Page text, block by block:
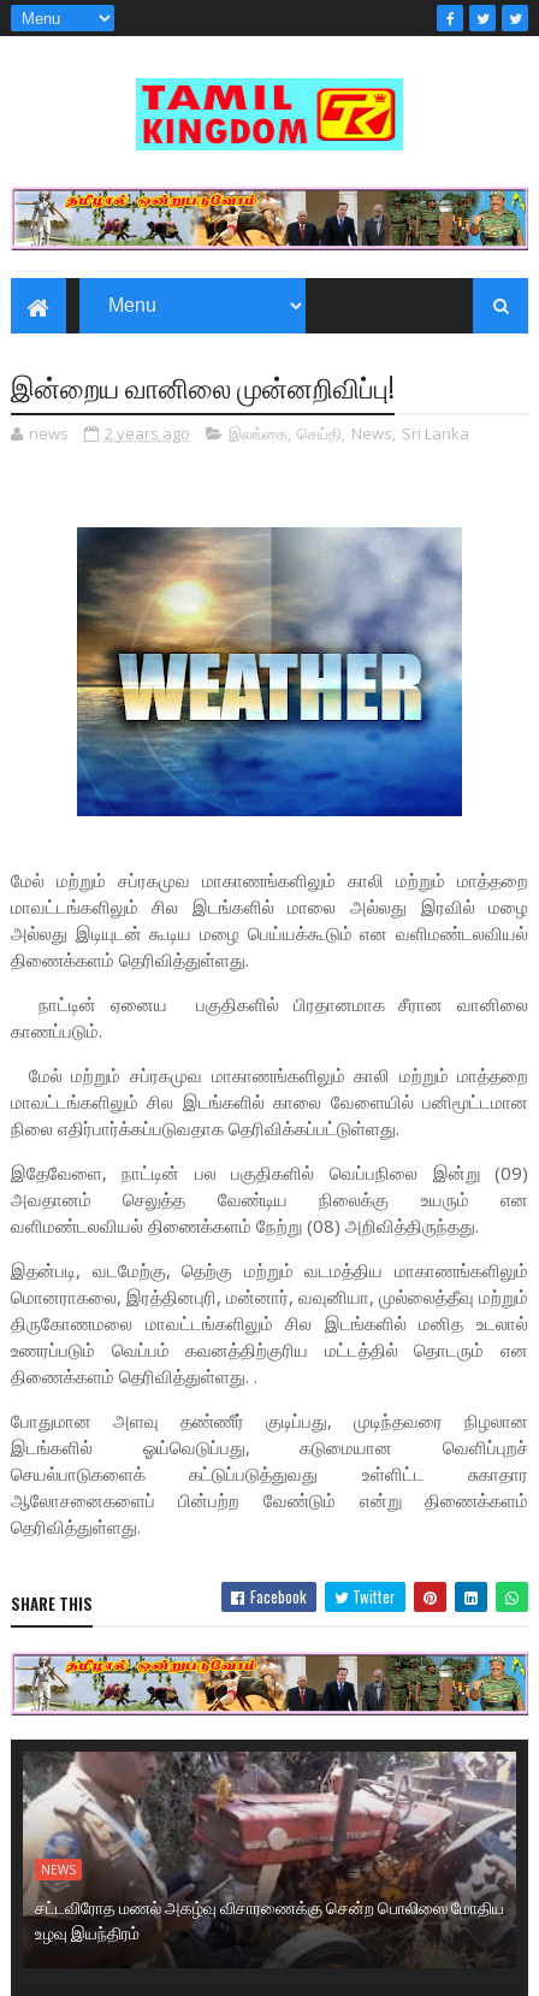
இன்றைய வானிலை முன்னறிவிப்பு!
news 2 years ago இலங்கை, செய்தி, News, Sri Lanka
மேல் மற்றும் சப்ரகமுவ மாகாணங்களிலும் காலி மற்றும் மாத்தறை
மாவட்டங்களிலும் சில இடங்களில் மாலை அல்லது இரவில் மழை
அல்லது இடியுடன் கூடிய மழை பெய்யக்கூடும் என வளிமண்டலவியல்
திணைக்களம் தெரிவித்துள்ளது.
நாட்டின் ஏனைய பகுதிகளில் பிரதானமாக சீரான வானிலை
காணப்படும்.
மேல் மற்றும் சப்ரகமுவ மாகாணங்களிலும் காலி மற்றும் மாத்தறை
மாவட்டங்களிலும் சில இடங்களில் காலை வேளையில் பனிமூட்டமான
நிலை எதிர்பார்க்கப்படுவதாக தெரிவிக்கப்பட்டுள்ளது.
இதேவேளை, நாட்டின் பல பகுதிகளில் வெப்பநிலை இன்று (09)
அவதானம் செலுத்த வேண்டிய நிலைக்கு உயரும் என
வளிமண்டலவியல் திணைக்களம் நேற்று (08) அறிவித்திருந்தது.
இதன்படி, வடமேற்கு, தெற்கு மற்றும் வடமத்திய மாகாணங்களிலும்
மொனராகலை, இரத்தினபுரி, மன்னார், வவுனியா, முல்லைத்தீவு மற்றும்
திருகோணமலை மாவட்டங்களிலும் சில இடங்களில் மனித உடலால்
உணரப்படும் வெப்பம் கவனத்திற்குரிய மட்டத்தில் தொடரும் என
திணைக்களம் தெரிவித்துள்ளது. .
போதுமான அளவு தண்ணீர் குடிப்பது, முடிந்தவரை நிழலான
இடங்களில் ஓய்வெடுப்பது, கடுமையான வெளிப்புறச்
செயல்பாடுகளைக் கட்டுப்படுத்துவது உள்ளிட்ட சுகாதார
ஆலோசனைகளைப் பின்பற்ற வேண்டும் என்று திணைக்களம்
தெரிவித்துள்ளது.
SHARE THIS Facebook Twitter
NEWS
சட்டவிரோத மணல் அகழ்வு விசாரணைக்கு சென்ற பொலிஸை மோதிய
உழவு இயந்திரம்